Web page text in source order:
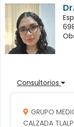
Consultorios
GRUPO
CALZADA